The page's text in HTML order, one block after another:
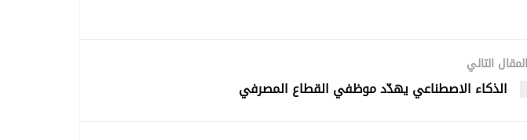
المقال التالي
الذكاء الاصطناعي يهدّد موظفي القطاع المصرفي